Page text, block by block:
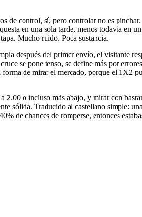
de control, sí, pero controlar no es
en una sola tarde, menos todavía en
Mucho ruido. Poca sustancia.
después del primer envío, el visitante
se pone tenso, se define más por
de mirar el mercado, porque el 1X2
o incluso más abajo, y mirar con
sólida. Traducido al castellano simple:
de chances de romperse, entonces